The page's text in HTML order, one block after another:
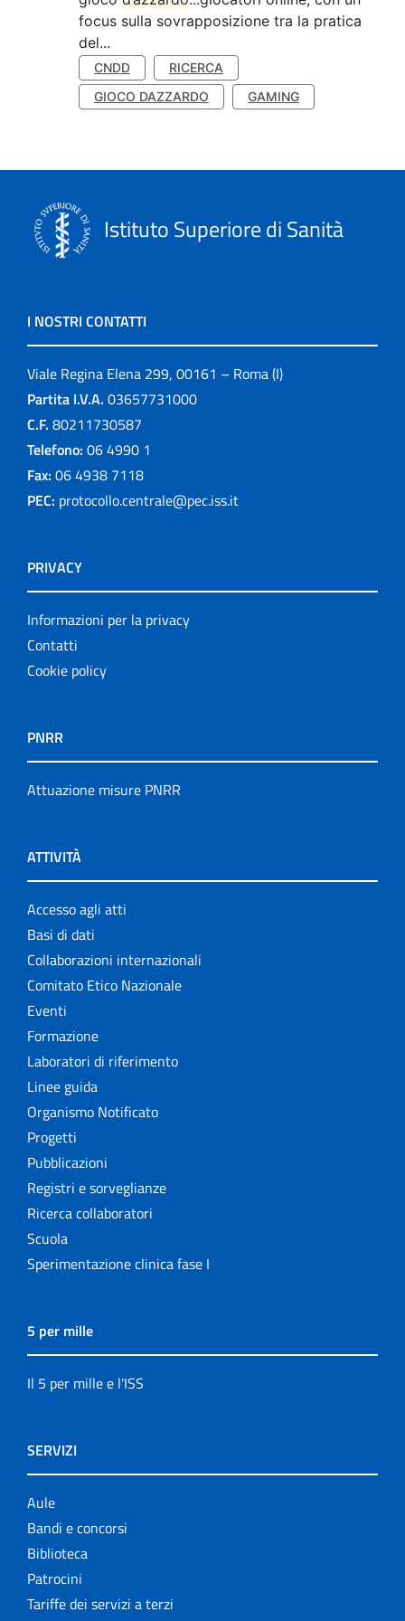
focus sulla sovrapposizione tra la pratica
del...
CNDD
RICERCA
GIOCO DAZZARDO
GAMING
Istituto Superiore di Sanità
I NOSTRI CONTATTI
Viale Regina Elena 299, 00161 – Roma (I)
Partita I.V.A. 03657731000
C.F. 80211730587
Telefono: 06 4990 1
Fax: 06 4938 7118
PEC: protocollo.centrale@pec.iss.it
PRIVACY
Informazioni per la privacy
Contatti
Cookie policy
PNRR
Attuazione misure PNRR
ATTIVITÀ
Accesso agli atti
Basi di dati
Collaborazioni internazionali
Comitato Etico Nazionale
Eventi
Formazione
Laboratori di riferimento
Linee guida
Organismo Notificato
Progetti
Pubblicazioni
Registri e sorveglianze
Ricerca collaboratori
Scuola
Sperimentazione clinica fase I
5 per mille
Il 5 per mille e l'ISS
SERVIZI
Aule
Bandi e concorsi
Biblioteca
Patrocini
Tariffe dei servizi a terzi